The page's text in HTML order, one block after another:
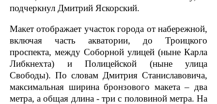
подчеркнул Дмитрий Яскорский.
Макет отображает участок города от набережной,
включая часть акватории, до Троицкого
проспекта, между Соборной улицей (ныне Карла
Либкнехта) и Полицейской (ныне улица
Свободы). По словам Дмитрия Станиславовича,
максимальная ширина бронзового макета – два
метра, а общая длина - три с половиной метра. На